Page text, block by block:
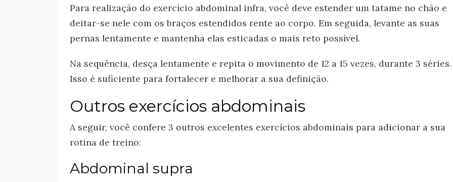
Para realização do exercício abdominal infra, você deve estender um tatame no chão e
deitar-se nele com os braços estendidos rente ao corpo. Em seguida, levante as suas
pernas lentamente e mantenha elas esticadas o mais reto possível.
Na sequência, desça lentamente e repita o movimento de 12 a 15 vezes, durante 3 séries.
Isso é suficiente para fortalecer e melhorar a sua definição.
Outros exercícios abdominais
A seguir, você confere 3 outros excelentes exercícios abdominais para adicionar a sua
rotina de treino:
Abdominal supra